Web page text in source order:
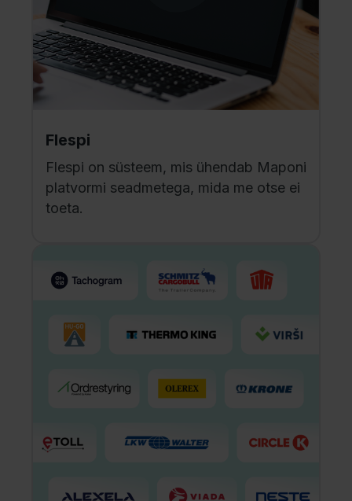
Flespi
Flespi on süsteem, mis ühendab Maponi
platvormi seadmetega, mida me otse ei
toeta.